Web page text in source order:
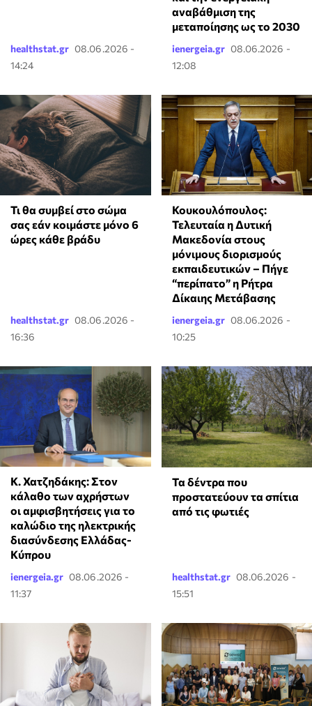
healthstat.gr 08.06.2026 -
14:24
αναβάθμιση της
μεταποίησης ως το 2030
ienergeia.gr 08.06.2026 -
12:08
Τι θα συμβεί στο σώμα
σας εάν κοιμάστε μόνο 6
ώρες κάθε βράδυ
healthstat.gr 08.06.2026 -
16:36
Κουκουλόπουλος:
Τελευταία η Δυτική
Μακεδονία στους
μόνιμους διορισμούς
εκπαιδευτικών – Πήγε
“περίπατο” η Ρήτρα
Δίκαιης Μετάβασης
ienergeia.gr 08.06.2026 -
10:25
Κ. Χατζηδάκης: Στον
κάλαθο των αχρήστων
οι αμφισβητήσεις για το
καλώδιο της ηλεκτρικής
διασύνδεσης Ελλάδας-
Κύπρου
ienergeia.gr 08.06.2026 -
11:37
Τα δέντρα που
προστατεύουν τα σπίτια
από τις φωτιές
healthstat.gr 08.06.2026 -
15:51